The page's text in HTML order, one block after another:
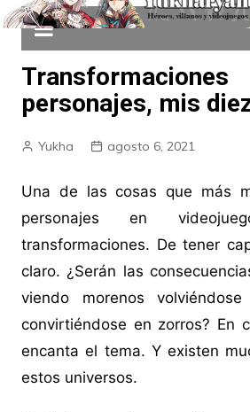
personajes, mis
Yukha agosto 6, 2021
Una de las cosas que más
personajes en
transformaciones. De tener
claro. ¿Serán las
viendo morenos
convirtiéndose en zorros? En
encanta el tema. Y existen
estos universos.